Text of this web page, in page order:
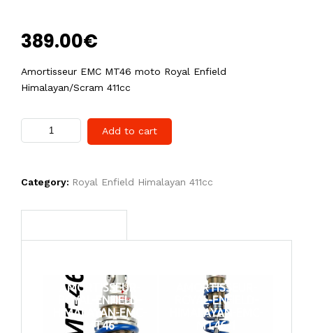
389.00€
Amortisseur EMC MT46 moto Royal Enfield
Himalayan/Scram 411cc
Add to cart
Category: Royal Enfield Himalayan 411cc
AMORTISSEUR-
ROYAL-ENFIELD-
HIMALAYAN-EMC-
MT46
AMORTISSEUR-
ROYAL-ENFIELD-
HIMALAYAN-EMC-
MT46-1